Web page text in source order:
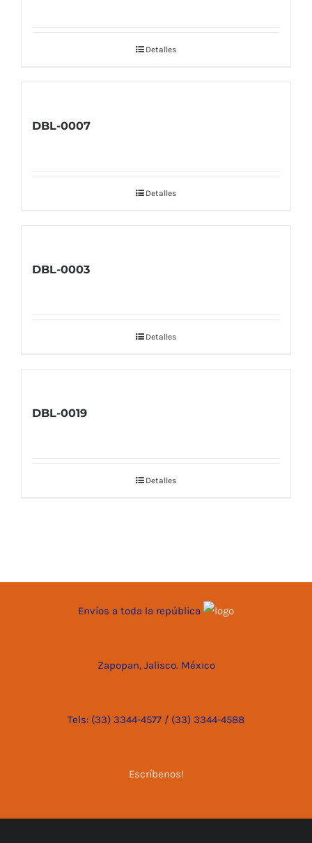
Detalles
DBL-0007
Detalles
DBL-0003
Detalles
DBL-0019
Detalles
Envíos a toda la república
Zapopan, Jalisco. México
Tels: (33) 3344-4577 / (33) 3344-4588
Escríbenos!